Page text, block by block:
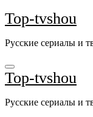
Перейти
к
Top-tvshou
Русские сериалы и
Top-tvshou
Русские сериалы и